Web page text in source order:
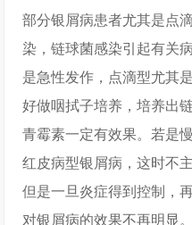
部分银屑病患者尤其是点
染，链球菌感染引起有关
是急性发作，点滴型尤其
好做咽拭子培养，培养出
青霉素一定有效果。若是
红皮病型银屑病，这时不
但是一旦炎症得到控制，
对银屑病的效果不再明显